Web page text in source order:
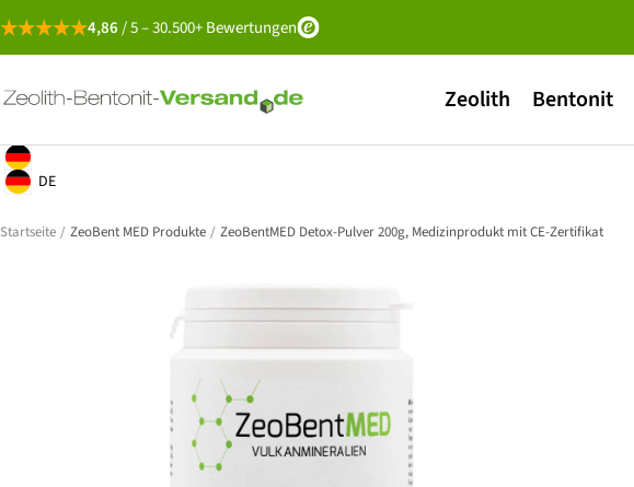
zum
4,86/ 5 – 30.500+ Bewertungen
Zeolith Bentonit
Zeolith-
Versand
Geolocation Button: Deutschland, Deutsch
Geolocation Button: Deutschland, DE
DE
Startseite ZeoBent MED Produkte ZeoBentMED Detox-Pulver 200g, Medizinprodukt mit CE-Zertifikat